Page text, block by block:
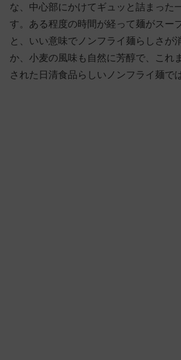
な、中心部にかけてギュッと詰まった
す。ある程度の時間が経って麺がスー
と、いい意味でノンフライ麺らしさが
か、小麦の風味も自然に芳醇で、これ
された日清食品らしいノンフライ麺で